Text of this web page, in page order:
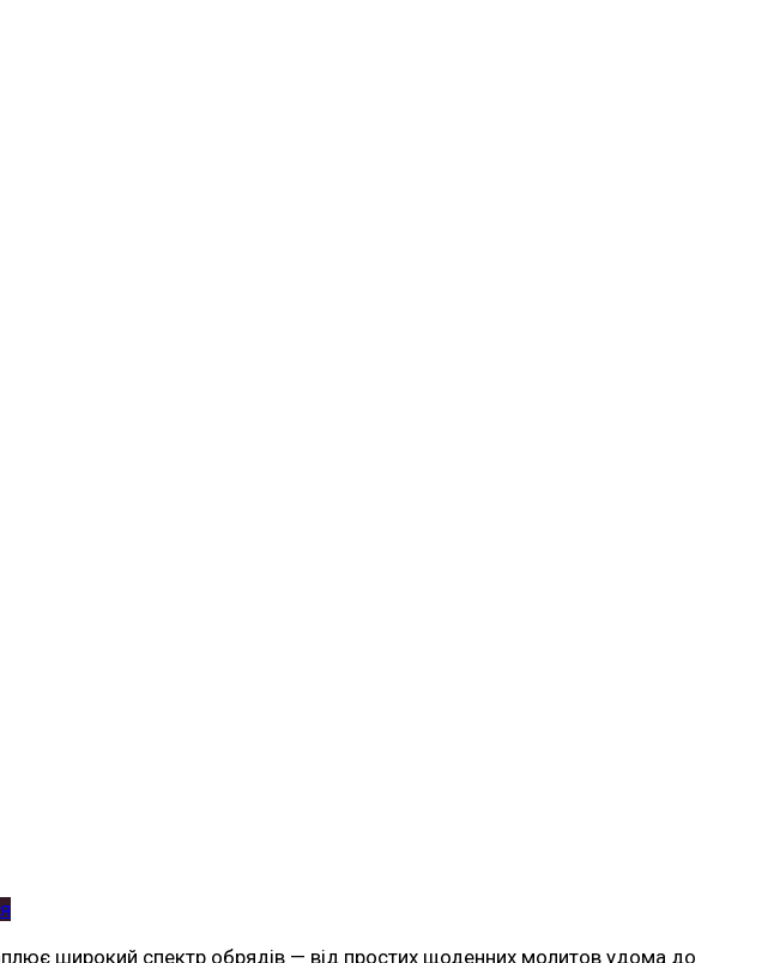
широкий спектр обрядів — від простих щоденних молитов удома до